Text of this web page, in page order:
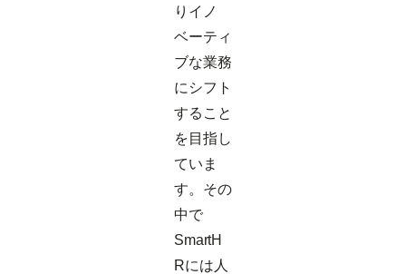
りイノ
ベーティ
ブな業務
にシフト
すること
を目指し
ていま
す。その
中で
SmartH
Rには人